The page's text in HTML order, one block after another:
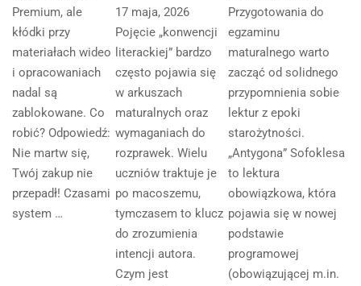
Premium, ale
kłódki przy
materiałach wideo
i opracowaniach
nadal są
zablokowane. Co
robić? Odpowiedź:
Nie martw się,
Twój zakup nie
przepadł! Czasami
system …
17 maja, 2026
Pojęcie „konwencji
literackiej” bardzo
często pojawia się
w arkuszach
maturalnych oraz
wymaganiach do
rozprawek. Wielu
uczniów traktuje je
po macoszemu,
tymczasem to klucz
do zrozumienia
intencji autora.
Czym jest
Przygotowania do
egzaminu
maturalnego warto
zacząć od solidnego
przypomnienia sobie
lektur z epoki
starożytności.
„Antygona” Sofoklesa
to lektura
obowiązkowa, która
pojawia się w nowej
podstawie
programowej
(obowiązującej m.in.